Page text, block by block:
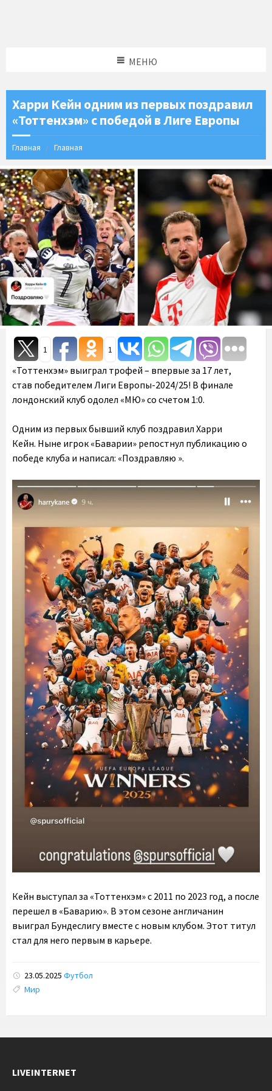
МЕНЮ
Харри Кейн одним из первых поздравил
«Тоттенхэм» с победой в Лиге Европы
Главная Главная
1 1
«Тоттенхэм» выиграл трофей – впервые за 17 лет,
став победителем Лиги Европы-2024/25! В финале
лондонский клуб одолел «МЮ» со счетом 1:0.
Одним из первых бывший клуб поздравил Харри
Кейн. Ныне игрок «Баварии» репостнул публикацию о
победе клуба и написал: «Поздравляю ».
Кейн выступал за «Тоттенхэм» с 2011 по 2023 год, а после
перешел в «Баварию». В этом сезоне англичанин
выиграл Бундеслигу вместе с новым клубом. Этот титул
стал для него первым в карьере.
23.05.2025 Футбол
Tags:
Мир
LIVEINTERNET